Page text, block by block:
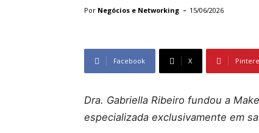
Por Negócios e Networking - 15/06/2026
Facebook X
Dra. Gabriella Ribeiro fundou a
especializada exclusivamente em